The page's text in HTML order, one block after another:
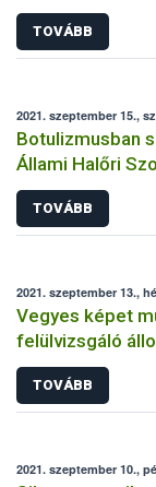
TOVÁBB
2021. szeptember 15.,
Botulizmusban
Állami Halőri
TOVÁBB
2021. szeptember 13.,
Vegyes képet
felülvizsgáló
eredményei
TOVÁBB
2021. szeptember 10.,